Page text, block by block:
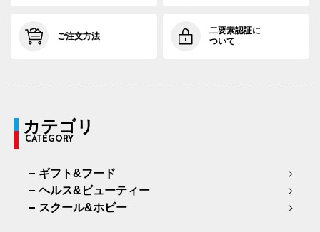
ご注文方法
二要素認証に
ついて
カテゴリ
CATEGORY
ギフト&フード
ヘルス&ビューティー
スクール&ホビー